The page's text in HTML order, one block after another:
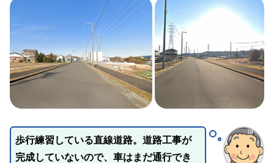
歩行練習している直線道路。道路工事が
完成していないので、車はまだ通行でき